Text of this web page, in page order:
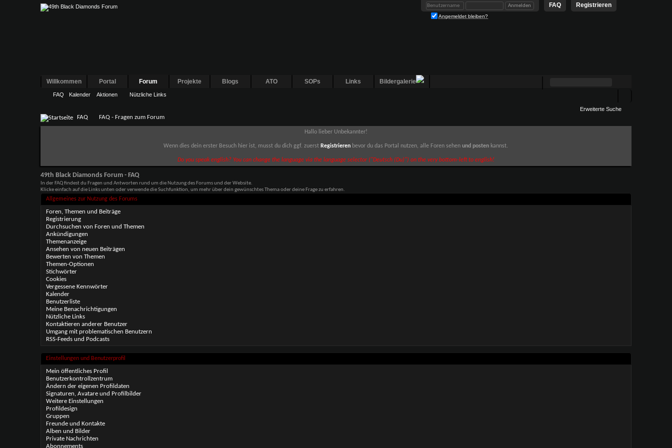
Registrieren
FAQ
Angemeldet bleiben?
Willkommen Portal Forum
FAQ Kalender Aktionen Nützliche Links
Projekte Blogs ATO SOPs Links Bildergalerie
Erweiterte Suche
FAQ FAQ - Fragen zum Forum
Hallo lieber Unbekannter!
Wenn dies dein erster Besuch hier ist, musst du dich ggf. zuerst Registrieren bevor du das Portal nutzen, alle Foren sehenund posten kannst.
Do you speak english? You can change the language via the language selector ("Deutsch (Du)") on the very bottom-left to english!
49th Black Diamonds Forum - FAQ
In der FAQ findest du Fragen und Antworten rund um die Nutzung des Forums und der Website.
Klicke einfach auf die Links unten oder verwende die Suchfunktion, um mehr über dein gewünschtes Thema oder deine Frage zu erfahren.
Allgemeines zur Nutzung des Forums
Foren, Themen und Beiträge
Registrierung
Durchsuchen von Foren und Themen
Ankündigungen
Themenanzeige
Ansehen von neuen Beiträgen
Bewerten von Themen
Themen-Optionen
Stichwörter
Cookies
Vergessene Kennwörter
Kalender
Benutzerliste
Meine Benachrichtigungen
Nützliche Links
Kontaktieren anderer Benutzer
Umgang mit problematischen Benutzern
RSS-Feeds und Podcasts
Einstellungen und Benutzerprofil
Mein öffentliches Profil
Benutzerkontrollzentrum
Ändern der eigenen Profildaten
Signaturen, Avatare und Profilbilder
Weitere Einstellungen
Profildesign
Gruppen
Freunde und Kontakte
Alben und Bilder
Private Nachrichten
Abonnements